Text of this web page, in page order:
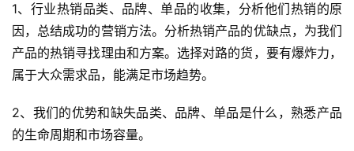
1、行业热销品类、品牌、单品的收集，分析他们热销的原
因，总结成功的营销方法。分析热销产品的优缺点，为我们
产品的热销寻找理由和方案。选择对路的货，要有爆炸力，
属于大众需求品，能满足市场趋势。
2、我们的优势和缺失品类、品牌、单品是什么，熟悉产品
的生命周期和市场容量。